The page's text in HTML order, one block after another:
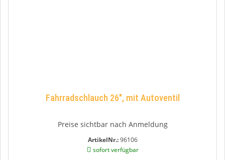
Fahrradschlauch 26", mit Autoventil
Preise sichtbar nach Anmeldung
ArtikelNr.:96106
sofort verfügbar